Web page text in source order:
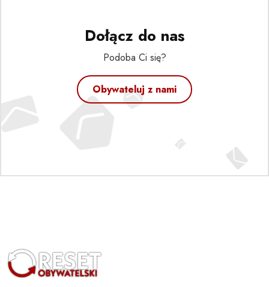
Dołącz do nas
Podoba Ci się?
Obywateluj z nami